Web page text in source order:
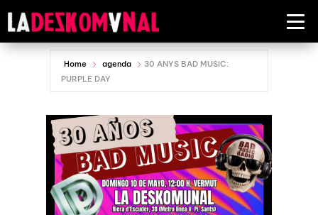
Home agenda
30 ANYS BAD MUSIC:
PURPLE DAY